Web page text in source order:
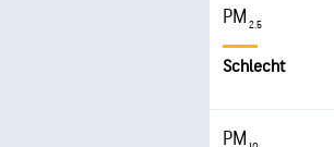
PM2.5
Schlecht
PM